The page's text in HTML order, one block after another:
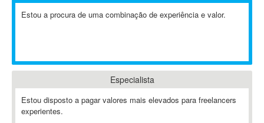
ABIS
Ableton Push
Abstract
Abstract Window Toolkit (AWT)
Absynth
Estou a procura de uma combinação de experiência e valor.
Especialista
Estou disposto a pagar valores mais elevados para freelancers
experientes.